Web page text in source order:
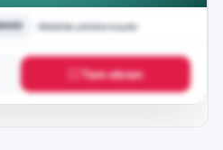
⛶ Tam ekran